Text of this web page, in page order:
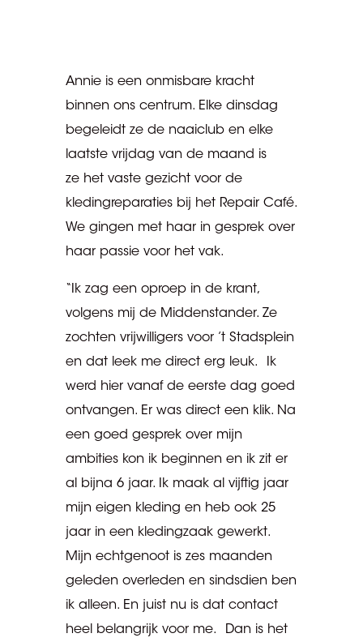
Annie is een onmisbare kracht
binnen ons centrum. Elke dinsdag
begeleidt ze de naaiclub en elke
laatste vrijdag van de maand is
ze het vaste gezicht voor de
kledingreparaties bij het Repair Café.
We gingen met haar in gesprek over
haar passie voor het vak.
“Ik zag een oproep in de krant,
volgens mij de Middenstander. Ze
zochten vrijwilligers voor ’t Stadsplein
en dat leek me direct erg leuk. Ik
werd hier vanaf de eerste dag goed
ontvangen. Er was direct een klik. Na
een goed gesprek over mijn
ambities kon ik beginnen en ik zit er
al bijna 6 jaar. Ik maak al vijftig jaar
mijn eigen kleding en heb ook 25
jaar in een kledingzaak gewerkt.
Mijn echtgenoot is zes maanden
geleden overleden en sindsdien ben
ik alleen. En juist nu is dat contact
heel belangrijk voor me. Dan is het